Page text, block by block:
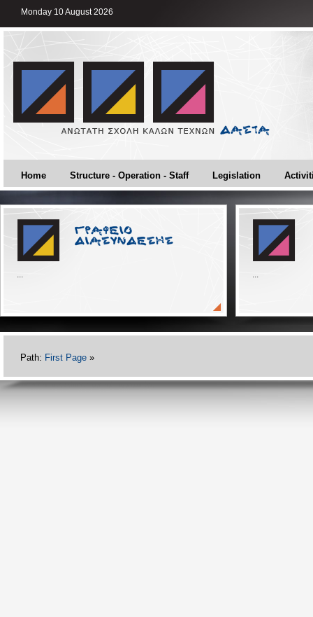
Monday 10 August 2026
Home Structure - Operation - Staff Legislation
... ...
Path: First Page »